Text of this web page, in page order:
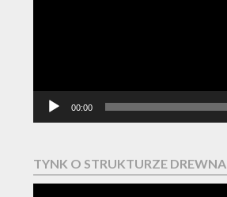
00:00
TYNK O STRUKTURZE DREWNA